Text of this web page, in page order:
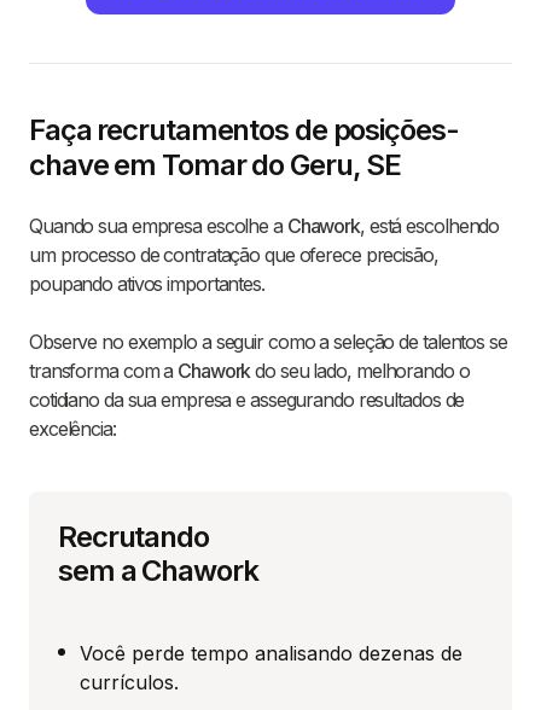
Faça recrutamentos de posições-
chave em Tomar do Geru, SE
Quando sua empresa escolhe a Chawork, está escolhendo
um processo de contratação que oferece precisão,
poupando ativos importantes.
Observe no exemplo a seguir como a seleção de talentos se
transforma com a Chaworkdo seu lado, melhorando o
cotidiano da sua empresa e assegurando resultados de
excelência:
Recrutando
sem a Chawork
Você perde tempo analisando dezenas de
currículos.